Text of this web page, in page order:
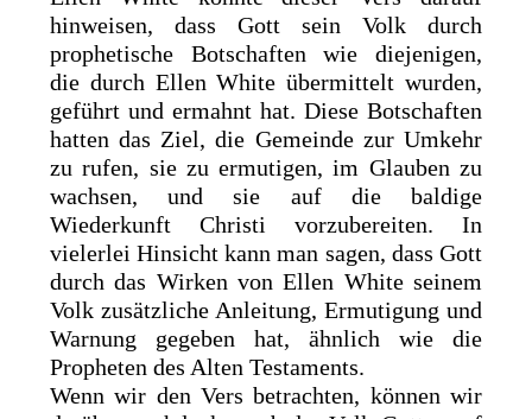
hinweisen, dass Gott sein Volk durch
prophetische Botschaften wie diejenigen,
die durch Ellen White übermittelt wurden,
geführt und ermahnt hat. Diese Botschaften
hatten das Ziel, die Gemeinde zur Umkehr
zu rufen, sie zu ermutigen, im Glauben zu
wachsen, und sie auf die baldige
Wiederkunft Christi vorzubereiten. In
vielerlei Hinsicht kann man sagen, dass Gott
durch das Wirken von Ellen White seinem
Volk zusätzliche Anleitung, Ermutigung und
Warnung gegeben hat, ähnlich wie die
Propheten des Alten Testaments.
Wenn wir den Vers betrachten, können wir